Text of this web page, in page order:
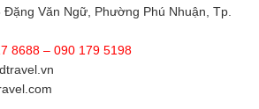
Đặng Văn Ngữ, Phường Phú Nhuận, Tp.
8688 – 090 179 5198